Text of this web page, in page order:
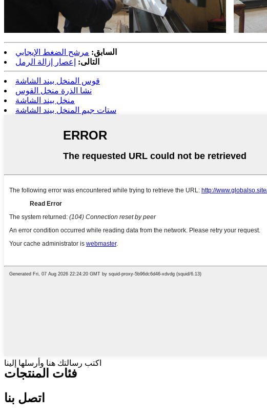
السابق: مرشح الضغط الإيجابي
التالى:
إعصار إزالة الرمل
قوس المنخل بيند الشاشة
نشا الذرة منخل القوس
منخل بيند الشاشة
ستات جيم المنخل بيند الشاشة
اكتب رسالتك هنا وأرسلها إلينا
فئات المنتجات
اتصل بنا